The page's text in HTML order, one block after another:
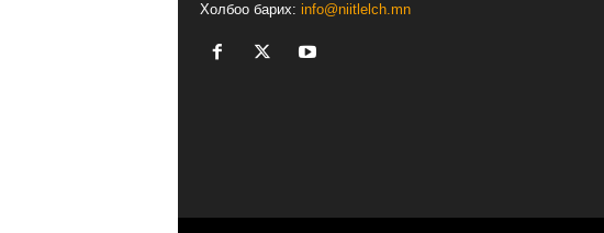
Холбоо барих: info@niitlelch.mn